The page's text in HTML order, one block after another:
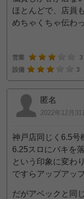
ほとんどで、店員
めちゃくちゃ伝わ
営業 3
設備
3
匿名
2022年12月31
神戸店同じく6.5号
6.25スロにバキを
という印象に変わ
ですらアップアッ
だがアベックと同